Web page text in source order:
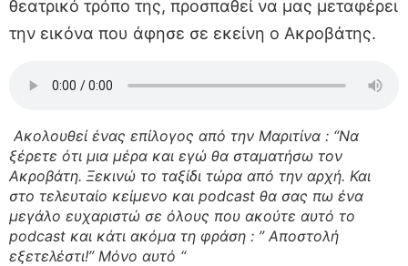
θεατρικό τρόπο της, προσπαθεί να μας μεταφέρει
την εικόνα που άφησε σε εκείνη ο Ακροβάτης.
Ακολουθεί ένας επίλογος από την Μαριτίνα : “Να
ξέρετε ότι μια μέρα και εγώ θα σταματήσω τον
Ακροβάτη. Ξεκινώ το ταξίδι τώρα από την αρχή. Και
στο τελευταίο κείμενο και podcast θα σας πω ένα
μεγάλο ευχαριστώ σε όλους που ακούτε αυτό το
podcast και κάτι ακόμα τη φράση : ” Αποστολή
εξετελέστι!” Μόνο αυτό “